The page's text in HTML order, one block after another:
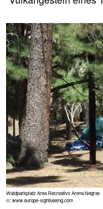
Waldparkplatz Area Recreativs Arena Negras
©: www.europe-sightseeing.com